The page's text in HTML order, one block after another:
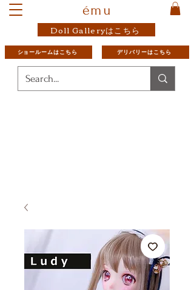
ému
Doll Galleryはこちら
ショールームはこちら デリバリーはこちら